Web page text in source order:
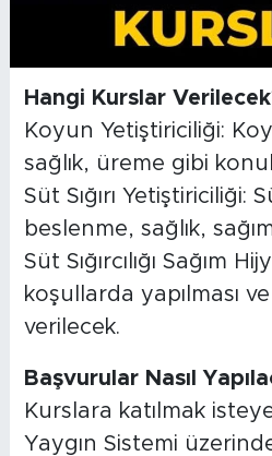
Hangi Kurslar
Koyun Yetiştiriciliği:
sağlık, üreme gibi
Süt Sığırı Yetiştiriciliği:
beslenme, sağlık,
Süt Sığırcılığı Sağım
koşullarda yapılması
verilecek.
Başvurular Nasıl
Kurslara katılmak
Yaygın Sistemi